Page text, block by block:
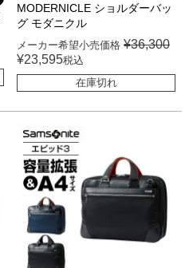
MODERNICLE ショルダーバッ
グ モダニクル
メーカー希望小売価格 ¥36,300
¥23,595税込
在庫切れ